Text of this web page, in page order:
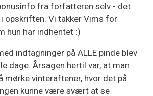
fra forfatteren selv - det
opskriften. Vi takker Vims for
hun har indhentet :)
indtagninger på ALLE pinde blev
dage. Årsagen hertil var, at man
mørke vinteraftener, hvor det på
kunne være svært at se